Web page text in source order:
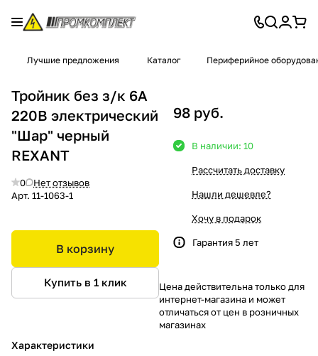
Лучшие предложения Каталог Периферийное
Тройник без з/к 6А
220В электрический
"Шар" черный
REXANT
0
Нет отзывов
Арт. 11-1063-1
В корзину
Купить в 1 клик
Характеристики
98 руб.
В наличии: 10
Рассчитать доставку
Нашли дешевле?
Хочу в подарок
Гарантия 5 лет
Цена действительна только для
интернет-магазина и может
отличаться от цен в розничных
магазинах